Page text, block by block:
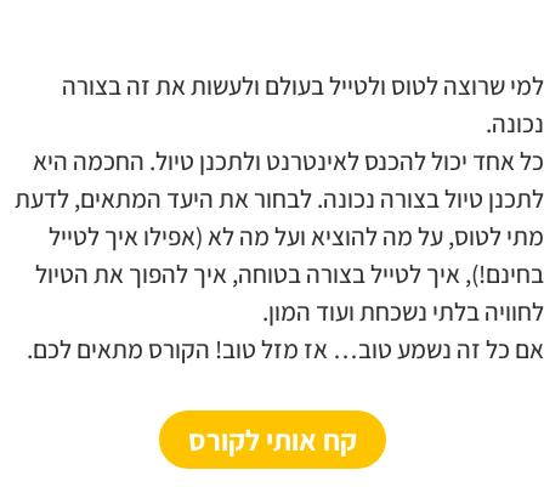
למי שרוצה לטוס ולטייל בעולם ולעשות את זה בצורה
נכונה.
כל אחד יכול להכנס לאינטרנט ולתכנן טיול. החכמה היא
לתכנן טיול בצורה נכונה. לבחור את היעד המתאים, לדעת
מתי לטוס, על מה להוציא ועל מה לא (אפילו איך לטייל
בחינם!), איך לטייל בצורה בטוחה, איך להפוך את הטיול
לחוויה בלתי נשכחת ועוד המון.
אם כל זה נשמע טוב… אז מזל טוב! הקורס מתאים לכם.
קח אותי לקורס